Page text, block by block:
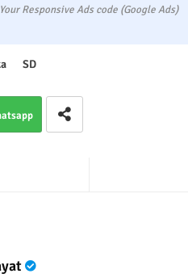
Your Responsive Ads code (Google Ads)
SD